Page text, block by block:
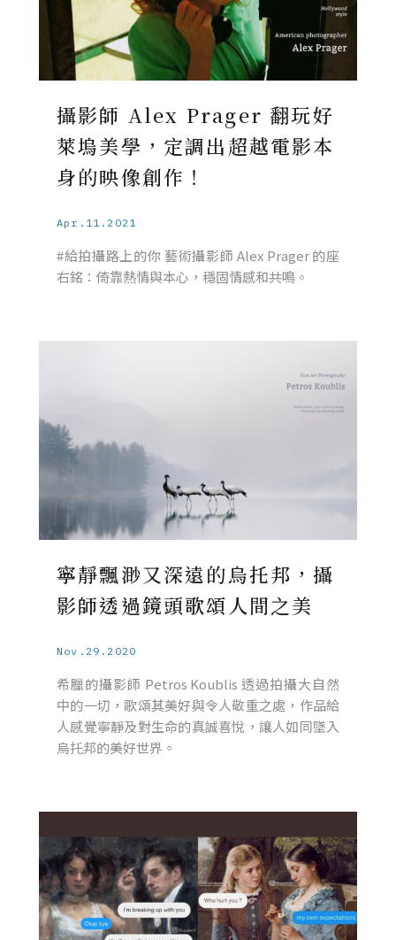
攝影師 Alex Prager 翻玩好
萊塢美學，定調出超越電影本
身的映像創作！
Apr.11.2021
#給拍攝路上的你 藝術攝影師 Alex Prager 的座
右銘：倚靠熱情與本心，穩固情感和共鳴。
寧靜飄渺又深遠的烏托邦，攝
影師透過鏡頭歌頌人間之美
Nov.29.2020
希臘的攝影師 Petros Koublis 透過拍攝大自然
中的一切，歌頌其美好與令人敬重之處，作品給
人感覺寧靜及對生命的真誠喜悅，讓人如同墜入
烏托邦的美好世界。